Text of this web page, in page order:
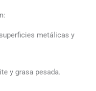
metálicas y
y grasa pesada.